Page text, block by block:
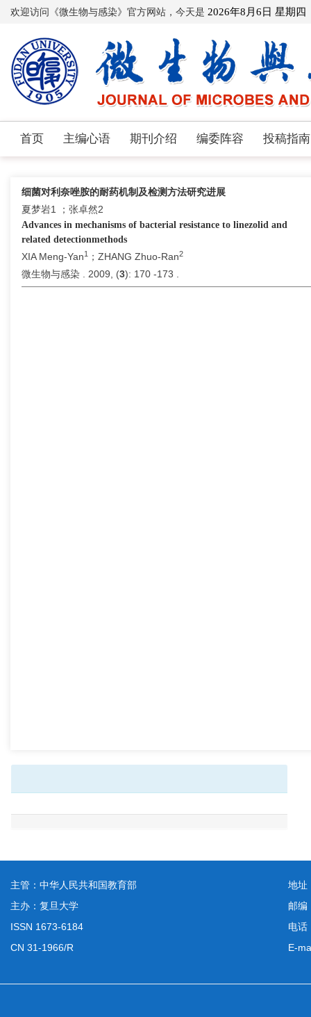
欢迎访问《微生物与感染》官方网站，今天是 2026年8月6日 星期四
首页 主编心语 期刊介绍 编委阵容 投稿指南
细菌对利奈唑胺的耐药机制及检测方法研究进展
夏梦岩1 ；张卓然2
Advances in mechanisms of bacterial resistance to linezolid and
related detectionmethods
XIA Meng-Yan1 ；ZHANG Zhuo-Ran2
微生物与感染 . 2009, (3): 170 -173 .
主管：中华人民共和国教育部
主办：复旦大学
ISSN 1673-6184
CN 31-1966/R
地
邮
电
E-